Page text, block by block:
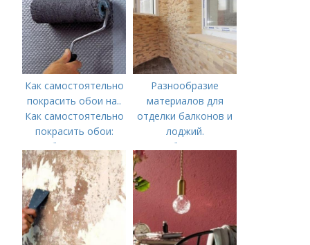
Как самостоятельно
покрасить обои на..
Как самостоятельно
покрасить обои:
выбор краски и
обоев, технология
окрашивания в один
или несколько
цветов
Разнообразие
материалов для
отделки балконов и
лоджий.
Особенности